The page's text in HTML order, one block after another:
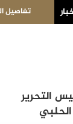
تفاصيل
التحرير